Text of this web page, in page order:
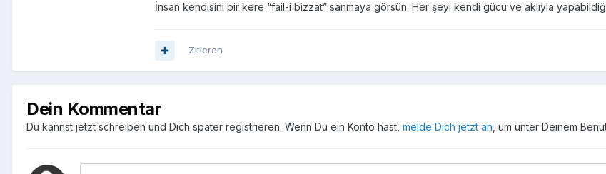
İnsan kendisini bir kere “fail-i bizzat” sanmaya görsün. Her şeyi kendi gücü ve aklıyla
Zitieren
Dein Kommentar
Du kannst jetzt schreiben und Dich später registrieren. Wenn Du ein Konto hast, melde Dich jetzt an , um unter Deinem